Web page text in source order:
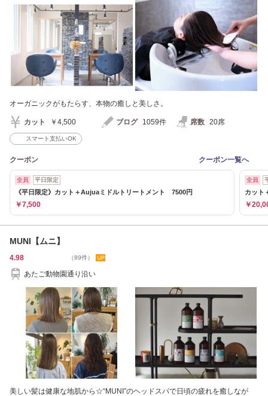
オーガニックがもたらす、本物の癒しと美しさ。
カット ￥4,500 ブログ 1059件 席数 20席
スマート支払いOK
クーポン クーポン一覧へ
全員 平日限定
《平日限定》カット＋Aujuaミドルトリートメント 7500円
￥7,500
全員
カット
￥
MUNI【ムニ】
4.98 （89件）
あたご動物園通り沿い
美しい髪は健康な地肌から☆“MUNI”のヘッドスパで日頃の疲れを癒しなが